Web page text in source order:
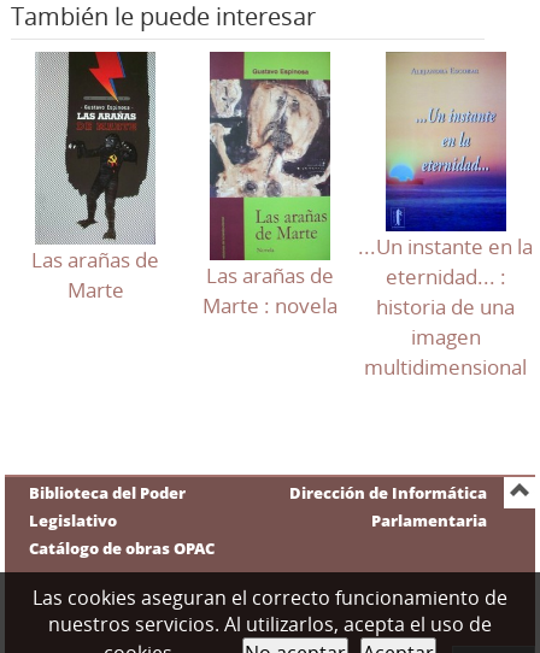
También le puede interesar
Las arañas de
Marte
Las arañas de
Marte : novela
...Un instante en la
eternidad... :
historia de una
imagen
multidimensional
Biblioteca del Poder
Legislativo
Catálogo de obras OPAC
Dirección de Informática
Parlamentaria
Las cookies aseguran el correcto funcionamiento de
nuestros servicios. Al utilizarlos, acepta el uso de